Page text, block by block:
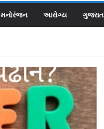
મનોરંજન આરોગ્ય ગુજરાત